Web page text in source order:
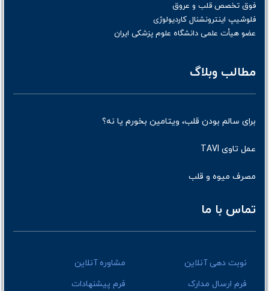
فوق تخصص قلب و عروق
فلوشیپ اینترونشنال کاردیولوژی
عضو هیأت علمی دانشگاه علوم پزشکی ایران
مطالب وبلاگ
برای سالم بودن قلب، ویتامین بخورم یا نه؟
عمل تاوی TAVI
مصرف میوه و قلب
تماس با ما
نوبت دهی آنلاین
مشاوره آنلاین
فرم ارسال مدارک
فرم پیشنهادات